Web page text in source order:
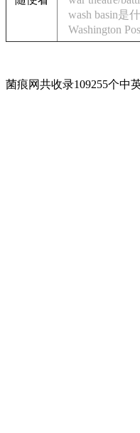
wash basin是
Washington
菌痕网共收录109255个中